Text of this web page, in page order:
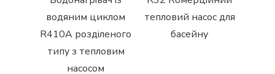
водяним циклом
R410A розділеного
типу з тепловим
насосом
тепловий насос для
басейну